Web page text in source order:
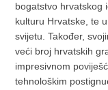
bogatstvo hrvatskog
kulturu Hrvatske, te
svijetu. Također,
veći broj hrvatskih
impresivnom
tehnološkim